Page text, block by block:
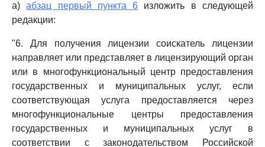
а)абзац первый пункта 6 изложить в следующей
редакции:
"6. Для получения лицензии соискатель лицензии
направляет или представляет в лицензирующий орган
или в многофункциональный центр предоставления
государственных и муниципальных услуг, если
соответствующая услуга предоставляется через
многофункциональные центры предоставления
государственных и муниципальных услуг в
соответствии с законодательством Российской